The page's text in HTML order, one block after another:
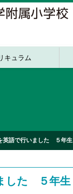
キュラム
英語で行いました ５年生
した ５年生